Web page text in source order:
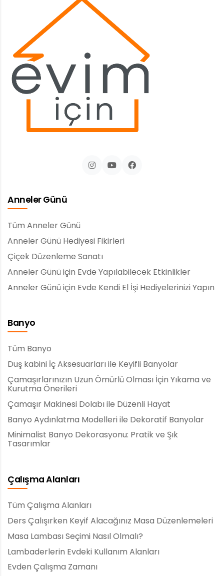
Anneler Günü
Tüm Anneler Günü
Anneler Günü Hediyesi Fikirleri
Çiçek Düzenleme Sanatı
Anneler Günü için Evde Yapılabilecek Etkinlikler
Anneler Günü için Evde Kendi El İşi Hediyelerinizi Yapın
Banyo
Tüm Banyo
Duş kabini İç Aksesuarları ile Keyifli Banyolar
Çamaşırlarınızın Uzun Ömürlü Olması İçin Yıkama ve
Kurutma Önerileri
Çamaşır Makinesi Dolabı ile Düzenli Hayat
Banyo Aydınlatma Modelleri ile Dekoratif Banyolar
Minimalist Banyo Dekorasyonu: Pratik ve Şık
Tasarımlar
Çalışma Alanları
Tüm Çalışma Alanları
Ders Çalışırken Keyif Alacağınız Masa Düzenlemeleri
Masa Lambası Seçimi Nasıl Olmalı?
Lambaderlerin Evdeki Kullanım Alanları
Evden Çalışma Zamanı